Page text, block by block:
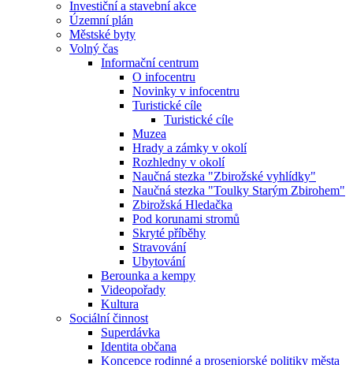
Investiční a stavební akce
Územní plán
Městské byty
Volný čas
Informační centrum
O infocentru
Novinky v infocentru
Turistické cíle
Turistické cíle
Muzea
Hrady a zámky v okolí
Rozhledny v okolí
Naučná stezka "Zbirožské vyhlídky"
Naučná stezka "Toulky Starým Zbirohem"
Zbirožská Hledačka
Pod korunami stromů
Skryté příběhy
Stravování
Ubytování
Berounka a kempy
Videopořady
Kultura
Sociální činnost
Superdávka
Identita občana
Koncepce rodinné a proseniorské politiky města